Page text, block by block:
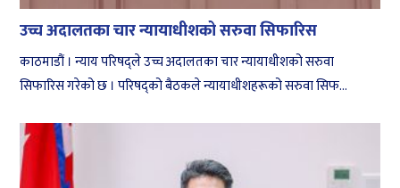
उच्च अदालतका चार न्यायाधीशको सरुवा सिफारिस
काठमाडौं । न्याय परिषद्ले उच्च अदालतका चार न्यायाधीशको सरुवा
सिफारिस गरेको छ । परिषद्‌को बैठकले न्यायाधीशहरूको सरुवा सिफ...